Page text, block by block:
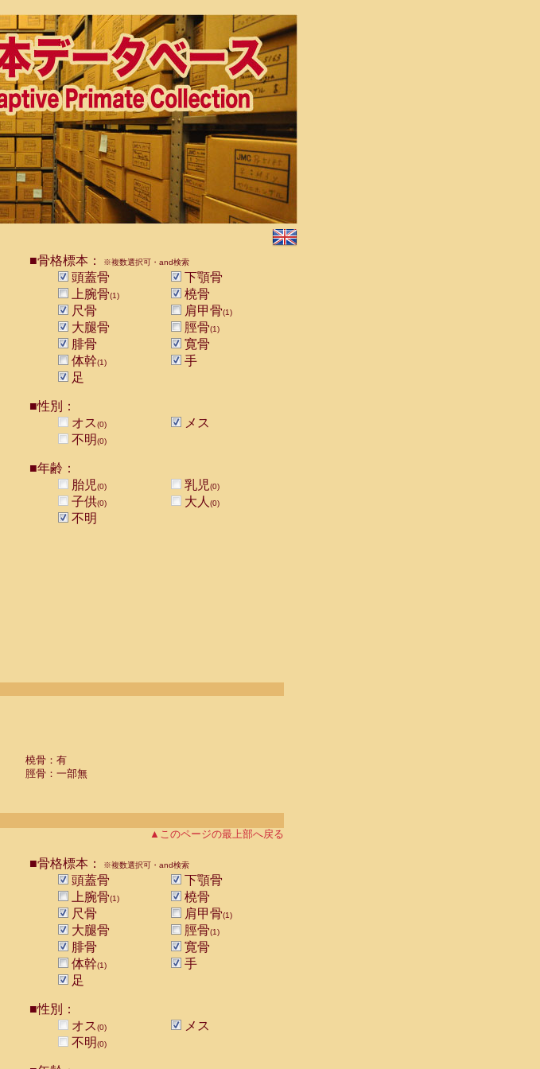
■骨格標本： ※複数選択可・and検索
頭蓋骨
下顎骨
上腕骨(1)
橈骨
尺骨
肩甲骨(1)
大腿骨 脛骨(1)
腓骨
寛骨
体幹(1)
手
足
■性別：
オス(0)
メス
不明(0)
■年齢：
胎児(0) 乳児(0)
子供(0) 大人 (0)
不明
橈骨：有
脛骨：一部無
▲このページの最上部へ戻る
■骨格標本： ※複数選択可・and検索
頭蓋骨
下顎骨
上腕骨(1)
橈骨
尺骨
肩甲骨(1)
大腿骨 脛骨(1)
腓骨
寛骨
体幹(1)
手
足
■性別：
オス(0)
メス
不明(0)